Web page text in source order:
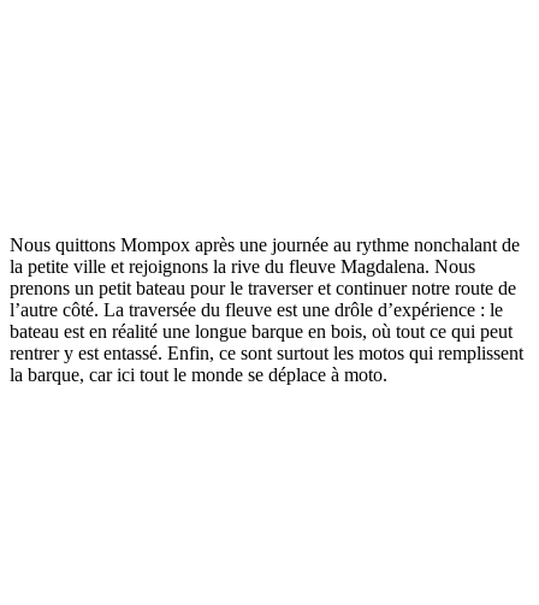
Nous quittons Mompox après une journée au rythme nonchalant de
la petite ville et rejoignons la rive du fleuve Magdalena. Nous
prenons un petit bateau pour le traverser et continuer notre route de
l’autre côté. La traversée du fleuve est une drôle d’expérience : le
bateau est en réalité une longue barque en bois, où tout ce qui peut
rentrer y est entassé. Enfin, ce sont surtout les motos qui remplissent
la barque, car ici tout le monde se déplace à moto.